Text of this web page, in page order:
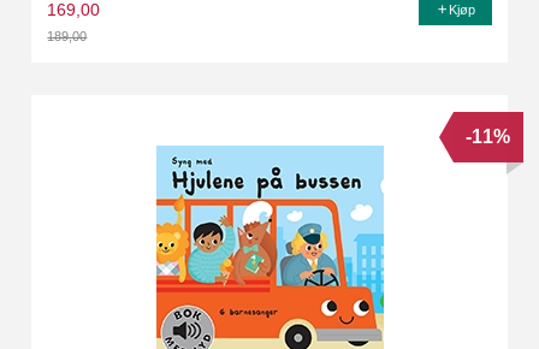
169,00
189,00
Kjøp
-11%